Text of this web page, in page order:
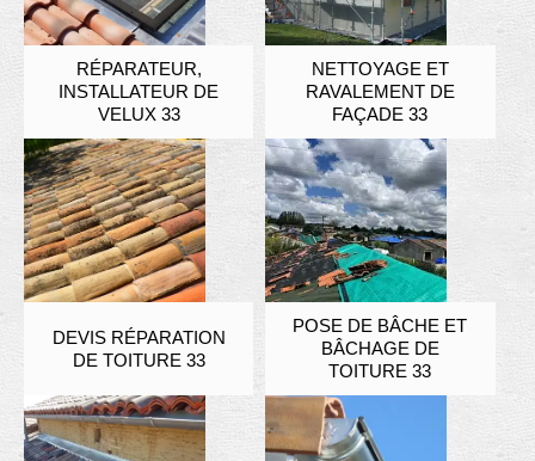
RÉPARATEUR,
INSTALLATEUR DE
VELUX 33
NETTOYAGE ET
RAVALEMENT DE
FAÇADE 33
DEVIS RÉPARATION
DE TOITURE 33
POSE DE BÂCHE ET
BÂCHAGE DE
TOITURE 33